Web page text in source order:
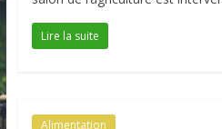
Lire la suite
Alimentation